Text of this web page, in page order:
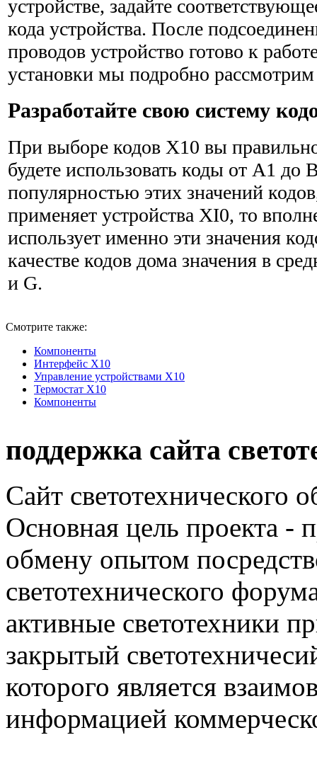
устройстве, задайте
кода устройства. После
проводов устройство готово к
установки мы подробно рассмотрим
Разработайте свою систему
При выборе кодов Х10 вы
будете использо­вать коды от А1 до
популярностью этих значений
применяет устройства XI0, то
использует именно эти значения
качестве кодов дома значения в
и G.
Смотрите также:
Компоненты
Интерфейс Х10
Управление устройствами Х10
Термостат Х10
Компоненты
поддержка сайта
Сайт светотехнического
Основная цель проекта -
обмену опытом
светотехнического
активные светотехники
закрытый
которого является
информацией